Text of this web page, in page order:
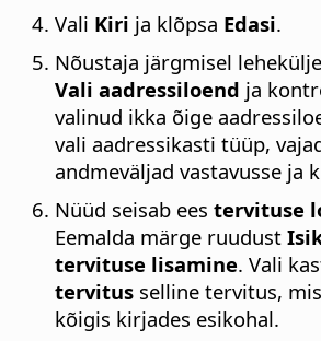
Vali Kiri ja klõpsa Edasi.
Nõustaja järgmisel
Vali aadressiloend ja
valinud ikka õige
vali aadressikasti tüüp,
andmeväljad vastavusse ja
Nüüd seisab ees tervituse
Eemalda märge ruudust
tervituse lisamine. Vali
tervitus selline tervitus,
kõigis kirjades esikohal.